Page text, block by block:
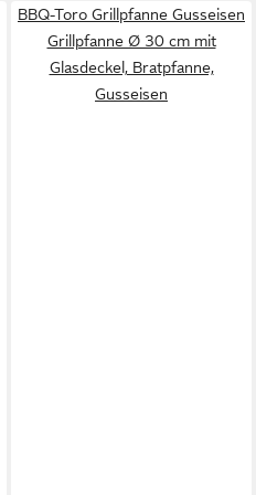
BBQ-Toro Grillpfanne Gusseisen
Grillpfanne Ø 30 cm mit
Glasdeckel, Bratpfanne,
Gusseisen